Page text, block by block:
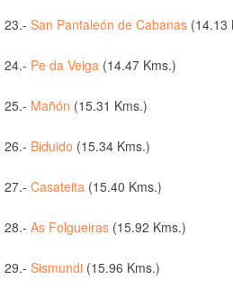
23.- San Pantaleón de Cabanas (14.13
24.- Pe da Veiga (14.47 Kms.)
25.- Mañón (15.31 Kms.)
26.- Biduido (15.34 Kms.)
27.- Casateita (15.40 Kms.)
28.- As Folgueiras (15.92 Kms.)
29.- Sismundi (15.96 Kms.)